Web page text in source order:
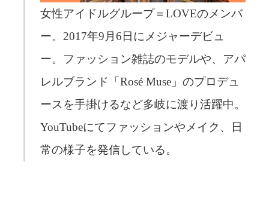
女性アイドルグループ＝LOVEのメンバ
ー。2017年9月6日にメジャーデビュ
ー。ファッション雑誌のモデルや、アパ
レルブランド「Rosé Muse」のプロデュ
ースを手掛けるなど多岐に渡り活躍中。
YouTubeにてファッションやメイク、日
常の様子を発信している。